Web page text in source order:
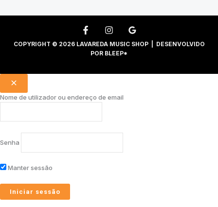
COPYRIGHT © 2026 LAVAREDA MUSIC SHOP | DESENVOLVIDO
POR BLEEP*
Nome de utilizador ou endereço de email
Senha
Manter sessão